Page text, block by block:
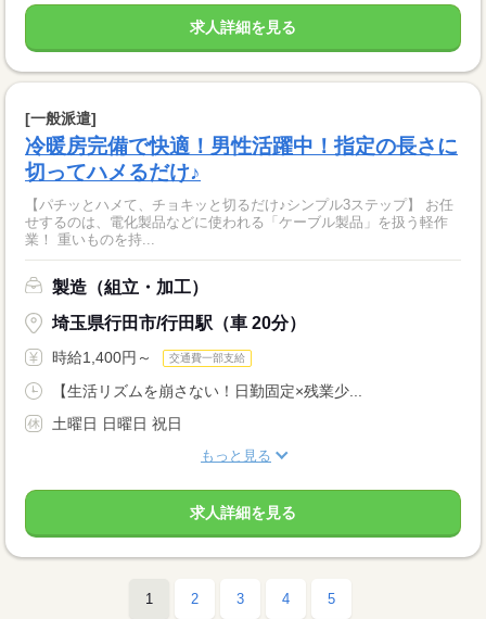
求人詳細を見る
[一般派遣]
冷暖房完備で快適！男性活躍中！指定の長さに
切ってハメるだけ♪
【パチッとハメて、チョキッと切るだけ♪シンプル3ステップ】 お任
せするのは、電化製品などに使われる「ケーブル製品」を扱う軽作
業！ 重いものを持...
製造（組立・加工）
埼玉県行田市/行田駅（車 20分）
時給1,400円～ 交通費一部支給
【生活リズムを崩さない！日勤固定×残業少...
土曜日 日曜日 祝日
もっと見る
求人詳細を見る
1 2 3 4 5